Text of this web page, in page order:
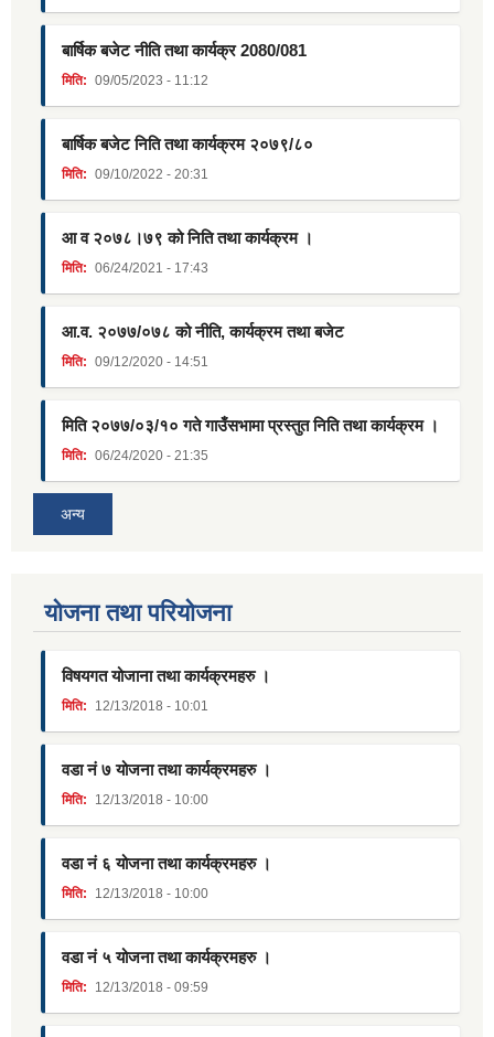
बार्षिक बजेट नीति तथा कार्यक्र 2080/081
मिति: 09/05/2023 - 11:12
बार्षिक बजेट निति तथा कार्यक्रम २०७९/८०
मिति: 09/10/2022 - 20:31
आ व २०७८।७९ को निति तथा कार्यक्रम ।
मिति: 06/24/2021 - 17:43
आ.व. २०७७/०७८ को नीति, कार्यक्रम तथा बजेट
मिति: 09/12/2020 - 14:51
मिति २०७७/०३/१० गते गाउँसभामा प्रस्तुत निति तथा कार्यक्रम ।
मिति: 06/24/2020 - 21:35
अन्य
याेजना तथा परियाेजना
विषयगत योजाना तथा कार्यक्रमहरु ।
मिति: 12/13/2018 - 10:01
वडा नं ७ योजना तथा कार्यक्रमहरु ।
मिति: 12/13/2018 - 10:00
वडा नं ६ योजना तथा कार्यक्रमहरु ।
मिति: 12/13/2018 - 10:00
वडा नं ५ योजना तथा कार्यक्रमहरु ।
मिति: 12/13/2018 - 09:59